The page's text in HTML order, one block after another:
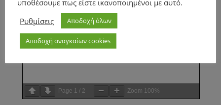
Page 1 / 2 Zoom 100%
υποθέσουμε πως είστε ικανοποιημένοι με αυτό.
Ρυθμίσεις
Αποδοχή όλων
Αποδοχή αναγκαίων cookies